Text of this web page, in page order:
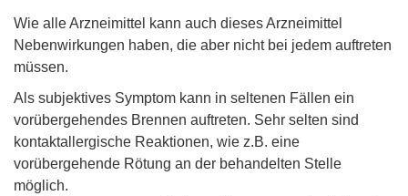
Wie alle Arzneimittel kann auch dieses Arzneimittel
Nebenwirkungen haben, die aber nicht bei jedem auftreten
müssen.
Als subjektives Symptom kann in seltenen Fällen ein
vorübergehendes Brennen auftreten. Sehr selten sind
kontaktallergische Reaktionen, wie z.B. eine
vorübergehende Rötung an der behandelten Stelle
möglich.